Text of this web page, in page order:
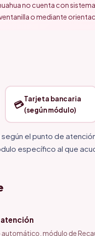
no cuenta con
o mediante
💳Tarjeta bancaria
(según módulo)
el punto de
específico al que
módulo de